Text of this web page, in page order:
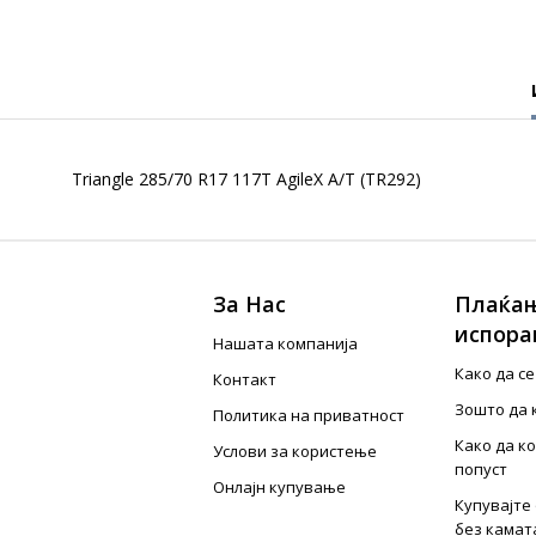
Triangle 285/70 R17 117T AgileX A/T (TR292)
За Нас
Нашата компанија
Контакт
Политика на приватност
Услови за користење
Онлајн купување
Како да
Зошто да
Како да
попуст
без